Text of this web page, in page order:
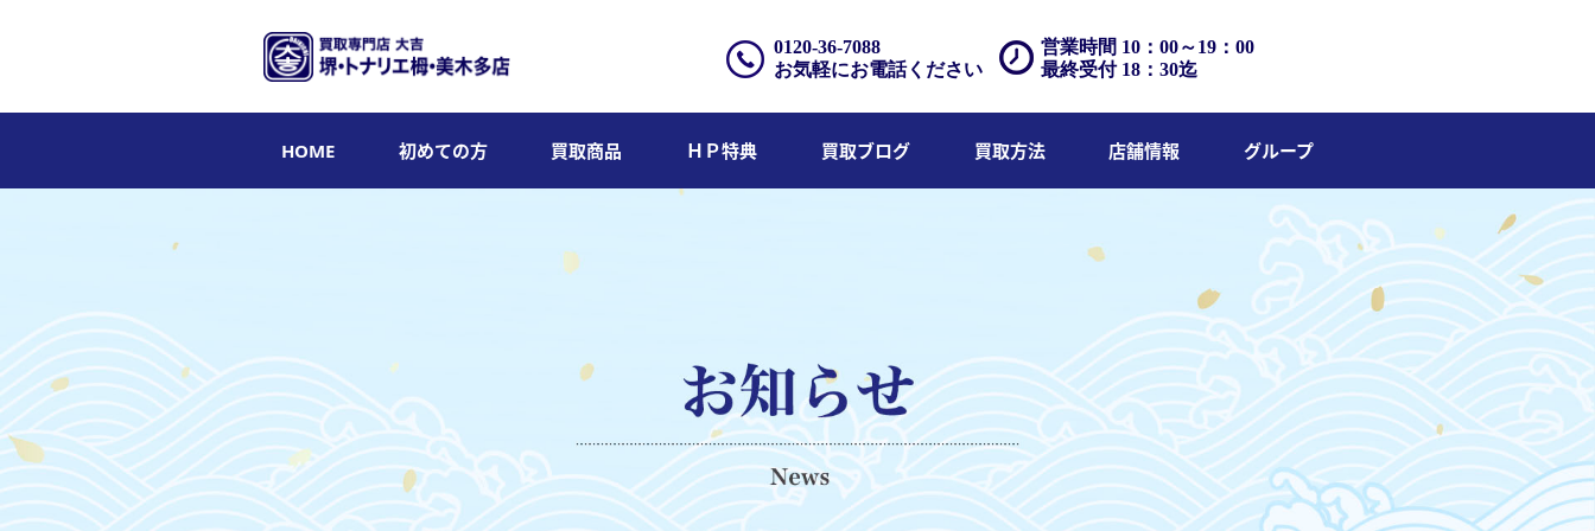
営業時間 10：00～19：00
最終受付 18：30迄
0120-36-7088
お気軽にお電話ください
HOME 初めての方 買取商品 ＨＰ特典 買取ブログ 買取方法 店舗情報 グループ